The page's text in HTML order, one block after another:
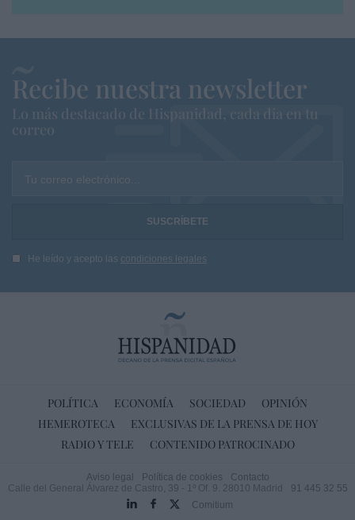
Recibe nuestra newsletter
Lo más destacado de Hispanidad, cada dia en tu
correo
Tu correo electrónico...
He leído y acepto las condiciones legales
POLÍTICA ECONOMÍA SOCIEDAD
OPINIÓN
HEMEROTECA
EXCLUSIVAS DE LA PRENSA DE HOY
RADIO Y TELE
CONTENIDO PATROCINADO
Aviso legal Política de cookies
Contacto
Calle del General Álvarez de Castro, 39 - 1º Of. 9. 28010 Madrid
91 445 32 55
Comitium